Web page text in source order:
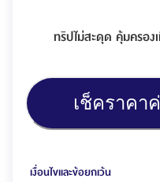
ทริปไม่สะดุด คุ้มครอง
เช็คราคา
เงื่อนไขและข้อยกเว้น